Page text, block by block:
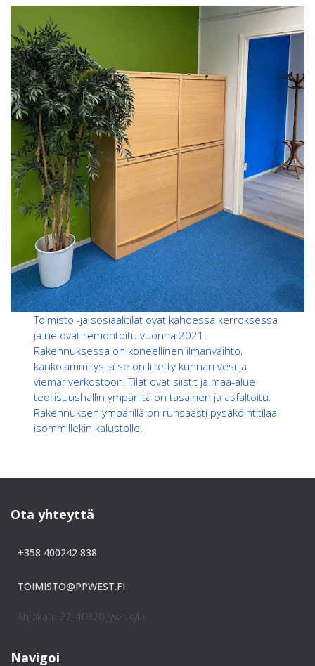
Toimisto -ja sosiaalitilat ovat kahdessa kerroksessa
ja ne ovat remontoitu vuonna 2021.
Rakennuksessa on koneellinen ilmanvaihto,
kaukolämmitys ja se on liitetty kunnan vesi ja
viemäriverkostoon. Tilat ovat siistit ja maa-alue
teollisuushallin ympäriltä on tasainen ja asfaltoitu.
Rakennuksen ympärillä on runsaasti pysäköintitilaa
isommillekin kalustolle.
Ota yhteyttä
+358 400242 838
TOIMISTO@PPWEST.FI
Ahjokatu 22, 40320 Jyväskylä
Navigoi